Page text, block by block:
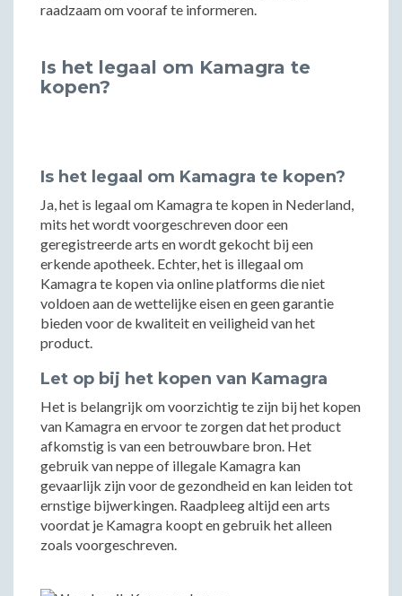
raadzaam om vooraf te informeren.
Is het legaal om Kamagra te
kopen?
Is het legaal om Kamagra te kopen?
Ja, het is legaal om Kamagra te kopen in Nederland,
mits het wordt voorgeschreven door een
geregistreerde arts en wordt gekocht bij een
erkende apotheek. Echter, het is illegaal om
Kamagra te kopen via online platforms die niet
voldoen aan de wettelijke eisen en geen garantie
bieden voor de kwaliteit en veiligheid van het
product.
Let op bij het kopen van Kamagra
Het is belangrijk om voorzichtig te zijn bij het kopen
van Kamagra en ervoor te zorgen dat het product
afkomstig is van een betrouwbare bron. Het
gebruik van neppe of illegale Kamagra kan
gevaarlijk zijn voor de gezondheid en kan leiden tot
ernstige bijwerkingen. Raadpleeg altijd een arts
voordat je Kamagra koopt en gebruik het alleen
zoals voorgeschreven.